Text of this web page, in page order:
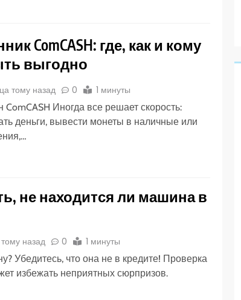
ComCASH: где, как и кому
выгодно
тому назад 0 1 минуты
ComCASH Иногда все решает скорость:
деньги, вывести монеты в наличные или
не находится ли машина в
назад 0 1 минуты
Убедитесь, что она не в кредите! Проверка
избежать неприятных сюрпризов.